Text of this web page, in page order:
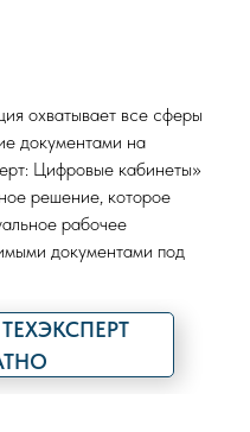
охватывает все сферы
документами на
Цифровые кабинеты»
решение, которое
рабочее
документами под